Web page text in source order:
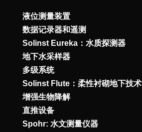
液位测量装置
数据记录器和遥测
Solinst Eureka：水质探测器
地下水采样器
多级系统
Solinst Flute：柔性衬砌地下技术
增强生物降解
直推设备
Spohr: 水文测量仪器